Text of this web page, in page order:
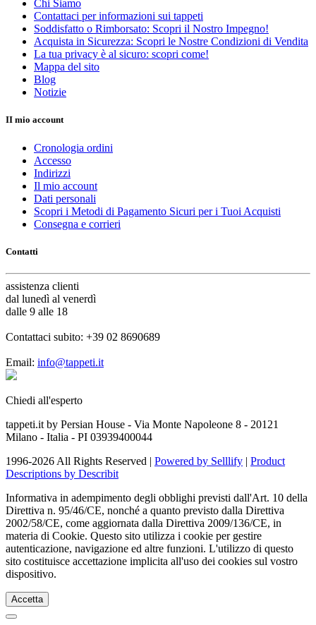
Chi Siamo
Contattaci per informazioni sui tappeti
Soddisfatto o Rimborsato: Scopri il Nostro Impegno!
Acquista in Sicurezza: Scopri le Nostre Condizioni di Vendita
La tua privacy è al sicuro: scopri come!
Mappa del sito
Blog
Notizie
II mio account
Cronologia ordini
Accesso
Indirizzi
Il mio account
Dati personali
Scopri i Metodi di Pagamento Sicuri per i Tuoi Acquisti
Consegna e corrieri
Contatti
assistenza clienti
dal lunedì al venerdì
dalle 9 alle 18
Contattaci subito: +39 02 8690689
Email: info@tappeti.it
Chiedi all'esperto
tappeti.it by Persian House - Via Monte Napoleone 8 - 20121
Milano - Italia - PI 03939400044
1996-2026 All Rights Reserved | Powered by Selllify | Product
Descriptions by Describit
Informativa in adempimento degli obblighi previsti dall'Art. 10 della
Direttiva n. 95/46/CE, nonché a quanto previsto dalla Direttiva
2002/58/CE, come aggiornata dalla Direttiva 2009/136/CE, in
materia di Cookie. Questo sito utilizza i cookie per gestire
autenticazione, navigazione ed altre funzioni. L'utilizzo di questo
sito costituisce accettazione implicita all'uso dei cookies sul vostro
dispositivo.
Accetta